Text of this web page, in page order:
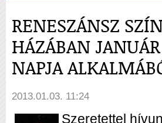
RENESZÁNSZ
HÁZÁBAN
NAPJA
2013.01.03. 11:24
Szeretettel